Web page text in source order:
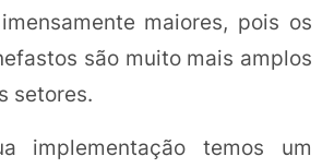
maiores, pois os
são muito mais amplos
setores.
implementação temos um